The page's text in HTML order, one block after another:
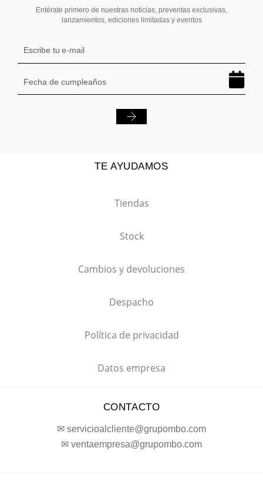
Entérate primero de nuestras noticias, preventas exclusivas,
lanzamientos, ediciones limitadas y eventos
TE AYUDAMOS
Tiendas
Stock
Cambios y devoluciones
Despacho
Política de privacidad
Datos empresa
CONTACTO
✉ servicioalcliente@grupombo.com
✉ ventaempresa@grupombo.com